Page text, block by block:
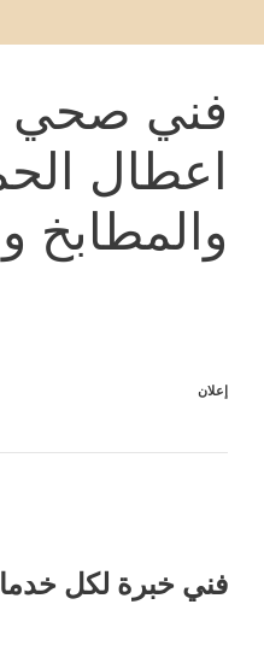
فني صحي
اعطال
والمطابخ
إعلان
فني خبرة لكل